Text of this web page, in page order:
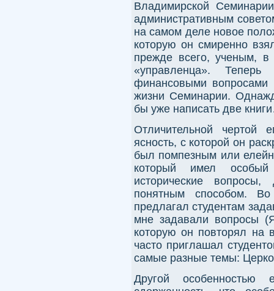
Владимирской
административным
на самом деле новое
которую он смиренно
прежде всего, ученым,
«управленца».
финансовыми вопросами
жизни Семинарии.
бы уже написать две
Отличительной чертой
ясность, с которой он
был помпезным или
который имел
исторические
понятным способом.
предлагал студентам
мне задавали вопросы
которую он повторял на
часто приглашал
самые разные темы:
Другой